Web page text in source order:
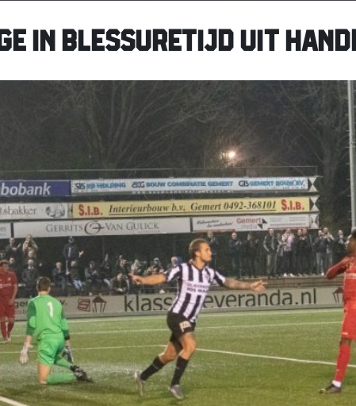
IN BLESSURETIJD UIT